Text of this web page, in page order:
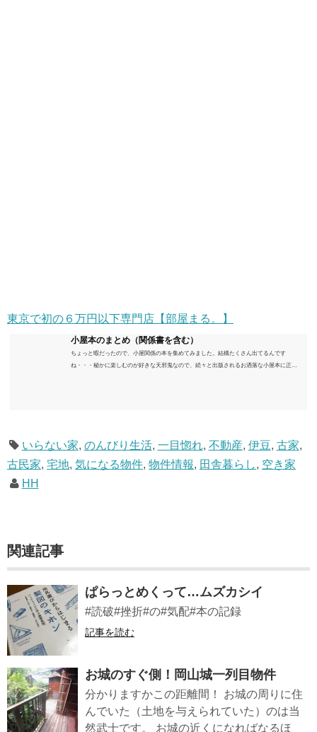
東京で初の６万円以下専門店【部屋まる。】
小屋本のまとめ（関係書を含む）
ちょっと暇だったので、小屋関係の本を集めてみました。結構たくさん出てるんです
ね・・・秘かに楽しむのが好きな天邪鬼なので、続々と出版されるお洒落な小屋本に正直
いらない家, のんびり生活, 一目惚れ, 不動産, 伊豆, 古家,
古民家, 宅地, 気になる物件, 物件情報, 田舎暮らし, 空き家
HH
関連記事
ぱらっとめくって…ムズカシイ
#読破#挫折#の#気配#本の記録
記事を読む
お城のすぐ側！岡山城一列目物件
分かりますかこの距離間！ お城の周りに住
んでいた（土地を与えられていた）のは当
然武士です。 お城の近くになればなるほ